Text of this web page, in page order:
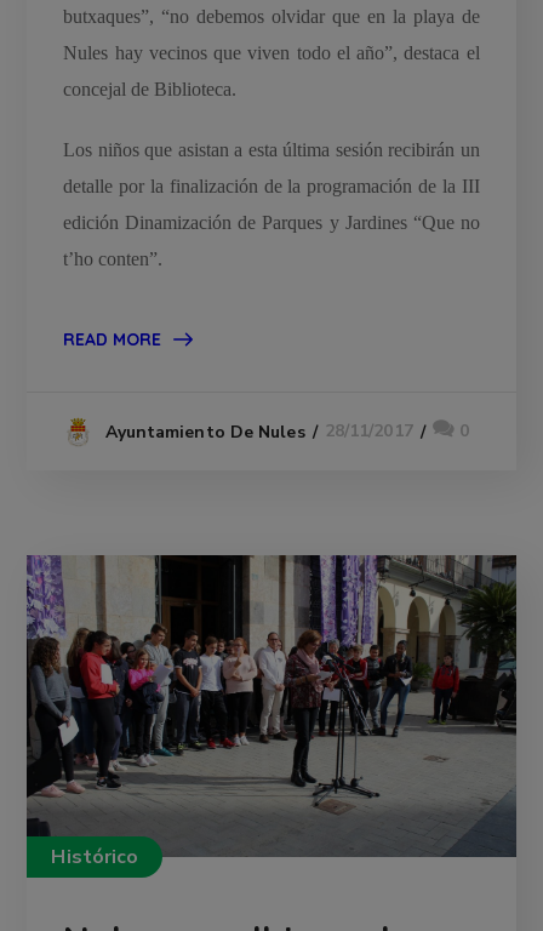
butxaques”, “no debemos olvidar que en la playa de
Nules hay vecinos que viven todo el año”, destaca el
concejal de Biblioteca.
Los niños que asistan a esta última sesión recibirán un
detalle por la finalización de la programación de la III
edición Dinamización de Parques y Jardines “Que no
t’ho conten”.
READ MORE
Ayuntamiento De Nules 28/11/2017 0
Histórico